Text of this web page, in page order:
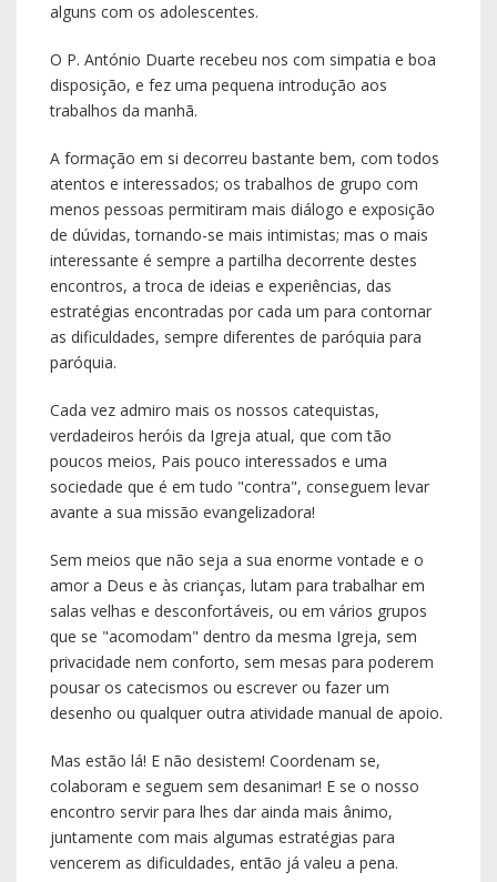
alguns com os adolescentes.
O P. António Duarte recebeu nos com simpatia e boa
disposição, e fez uma pequena introdução aos
trabalhos da manhã.
A formação em si decorreu bastante bem, com todos
atentos e interessados; os trabalhos de grupo com
menos pessoas permitiram mais diálogo e exposição
de dúvidas, tornando-se mais intimistas; mas o mais
interessante é sempre a partilha decorrente destes
encontros, a troca de ideias e experiências, das
estratégias encontradas por cada um para contornar
as dificuldades, sempre diferentes de paróquia para
paróquia.
Cada vez admiro mais os nossos catequistas,
verdadeiros heróis da Igreja atual, que com tão
poucos meios, Pais pouco interessados e uma
sociedade que é em tudo "contra", conseguem levar
avante a sua missão evangelizadora!
Sem meios que não seja a sua enorme vontade e o
amor a Deus e às crianças, lutam para trabalhar em
salas velhas e desconfortáveis, ou em vários grupos
que se "acomodam" dentro da mesma Igreja, sem
privacidade nem conforto, sem mesas para poderem
pousar os catecismos ou escrever ou fazer um
desenho ou qualquer outra atividade manual de apoio.
Mas estão lá! E não desistem! Coordenam se,
colaboram e seguem sem desanimar! E se o nosso
encontro servir para lhes dar ainda mais ânimo,
juntamente com mais algumas estratégias para
vencerem as dificuldades, então já valeu a pena.